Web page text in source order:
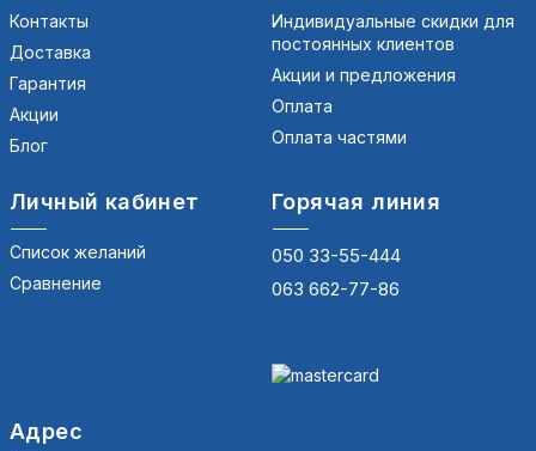
Контакты
Доставка
Гарантия
Акции
Блог
Индивидуальные скидки для
постоянных клиентов
Акции и предложения
Оплата
Оплата частями
Личный кабинет
Список желаний
Сравнение
Горячая линия
050 33-55-444
063 662-77-86
Адрес